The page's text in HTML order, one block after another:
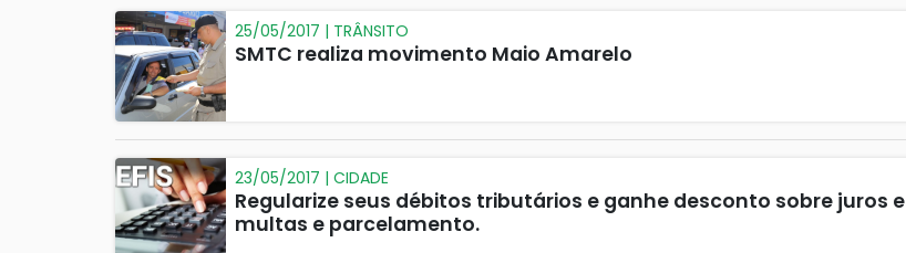
25/05/2017 | TRÂNSITO
SMTC realiza movimento Maio Amarelo
23/05/2017 | CIDADE
Regularize seus débitos tributários e ganhe desconto sobre juros e
multas e parcelamento.